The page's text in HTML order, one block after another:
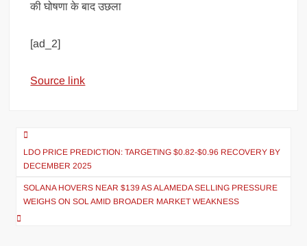
की घोषणा के बाद उछला
[ad_2]
Source link
LDO PRICE PREDICTION: TARGETING $0.82-$0.96 RECOVERY BY
DECEMBER 2025
SOLANA HOVERS NEAR $139 AS ALAMEDA SELLING PRESSURE
WEIGHS ON SOL AMID BROADER MARKET WEAKNESS